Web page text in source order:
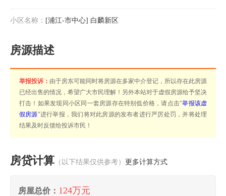
小区名称： [浦江-市中心] 白麟新区
房源描述
举报投诉： 由于房东可能同时将房源在多家中介登记，所以存在此房源
已经出售的情况，希望广大市民理解！另外本站对于虚假房源给予坚决
打击！如果发现同小区同一套房源存在特别低价格，请点击"举报该虚
假房源"进行举报，我们将对此房源的发布者进行严厉处罚，并将处理
结果及时反馈给投诉市民！
房贷计算 （以下结果仅供参考） 更多计算方式
房屋总价： 124万元